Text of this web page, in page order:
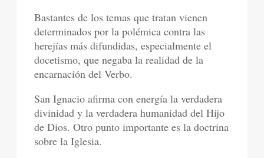
Bastantes de los temas que tratan vienen
determinados por la polémica contra las
herejías más difundidas, especialmente el
docetismo, que negaba la realidad de la
encarnación del Verbo.
San Ignacio afirma con energía la verdadera
divinidad y la verdadera humanidad del Hijo
de Dios. Otro punto importante es la doctrina
sobre la Iglesia.